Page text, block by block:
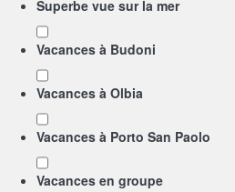
Superbe vue sur la mer
Vacances à Budoni
Vacances à Olbia
Vacances à Porto San Paolo
Vacances en groupe